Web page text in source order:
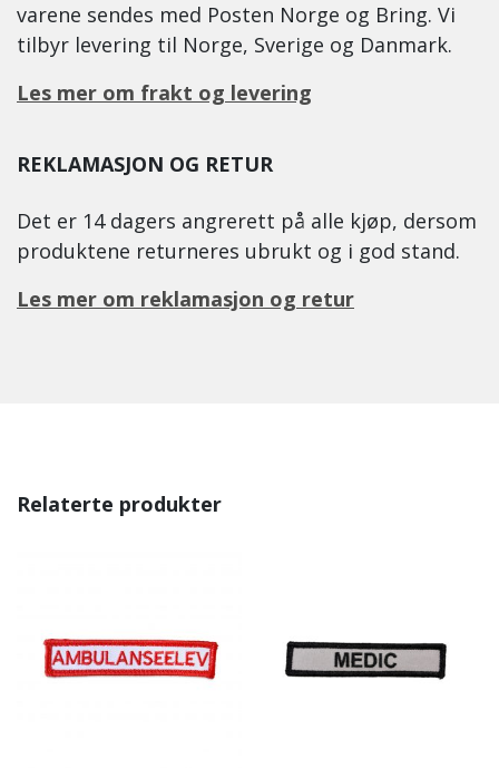
varene sendes med Posten Norge og Bring. Vi
tilbyr levering til Norge, Sverige og Danmark.
Les mer om frakt og levering
REKLAMASJON OG RETUR
Det er 14 dagers angrerett på alle kjøp, dersom
produktene returneres ubrukt og i god stand.
Les mer om reklamasjon og retur
Relaterte produkter